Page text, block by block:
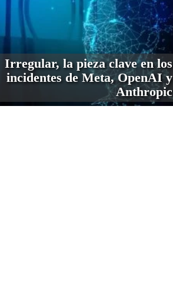
Irregular, la pieza clave en los
incidentes de Meta, OpenAI y
Anthropic